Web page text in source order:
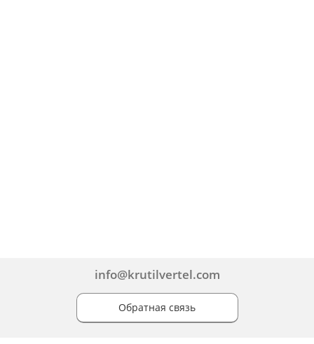
info@krutilvertel.com
Обратная связь